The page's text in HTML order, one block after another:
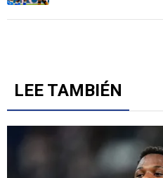
LEE TAMBIÉN